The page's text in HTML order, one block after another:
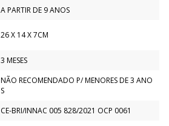
A PARTIR DE 9 ANOS
26 X 14 X 7CM
3 MESES
NÃO RECOMENDADO P/ MENORES DE 3 ANO
S
CE-BRI/INNAC 005 828/2021 OCP 0061